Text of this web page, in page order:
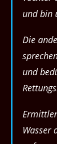
und bin
Die
und
Wasser